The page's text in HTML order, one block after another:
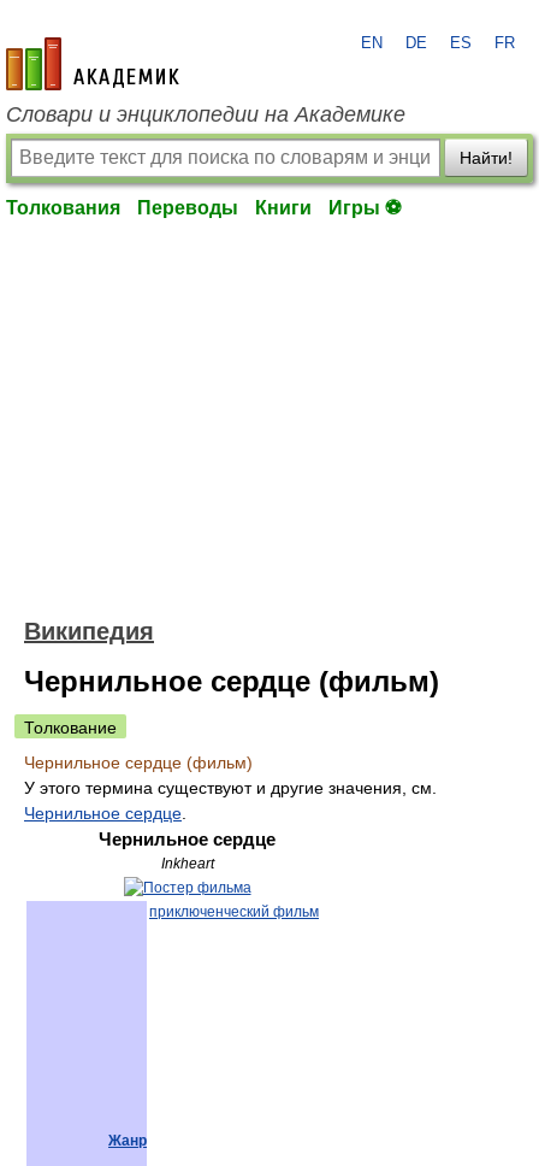
academic.ru
EN DE ES FR
Словари и энциклопедии на Академике
Найти!
Толкования Переводы Книги Игры ⚽
Википедия
Чернильное сердце (фильм)
Толкование
Чернильное сердце (фильм)
У этого термина существуют и другие значения, см.
Чернильное сердце
Чернильное сердце
Inkheart
Жанр
приключенческий фильм